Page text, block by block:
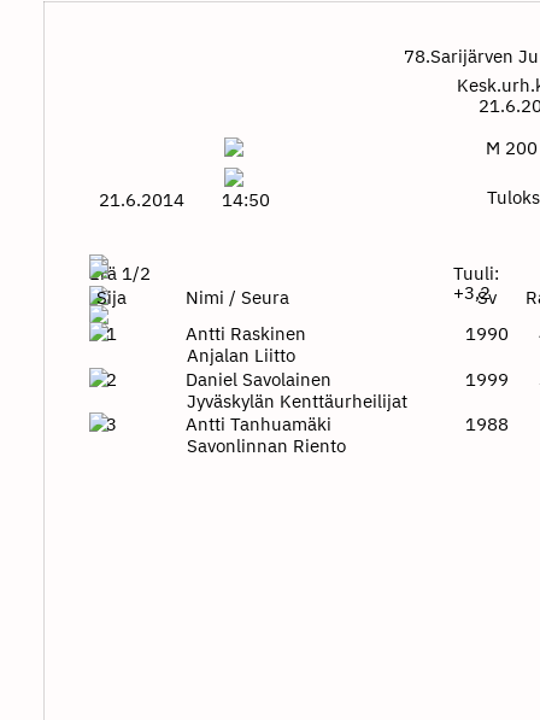
78.Sarijärven
M
21.6.2014 14:50
Erä 1/2
Tuuli:
+3,2
Sija Nimi / Seura Sv
1
Antti Raskinen
Anjalan Liitto
1990
2
Daniel Savolainen
Jyväskylän Kenttäurheilijat
1999
3
Antti Tanhuamäki
Savonlinnan Riento
1988